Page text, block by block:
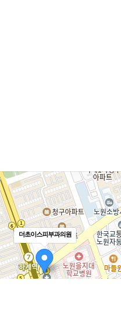
더초이스피부과의원